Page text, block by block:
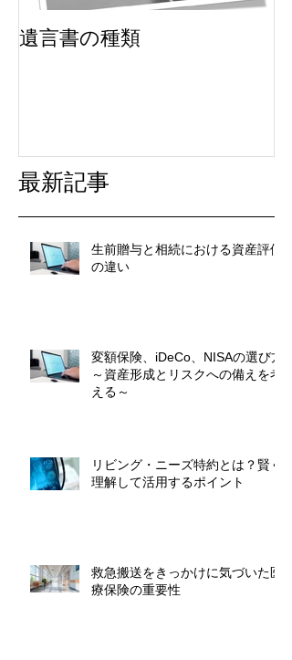
遺言書の種類
最新記事
生前贈与と相続における資産評価
の違い
変額保険、iDeCo、NISAの選び方
～資産形成とリスクへの備えを考
える～
リビング・ニーズ特約とは？賢く
理解して活用するポイント
救急搬送をきっかけに気づいた医
療保険の重要性